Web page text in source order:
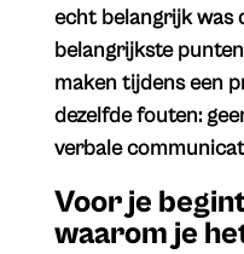
echt belangrijk was
belangrijkste
maken tijdens een
dezelfde fouten:
verbale
Voor je
waarom je